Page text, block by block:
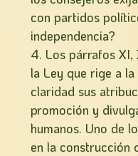
con partidos
independencia?
4. Los párrafos
la Ley que rige a la
claridad sus
promoción y
humanos. Uno de
en la construcción